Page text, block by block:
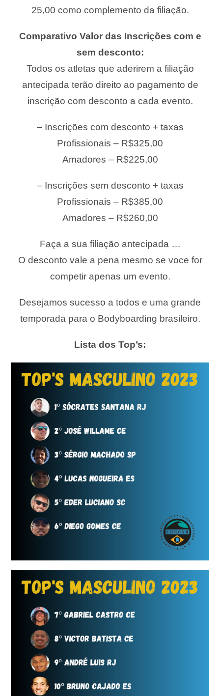
25,00 como complemento da filiação.
Comparativo Valor das Inscrições com e
sem desconto:
Todos os atletas que aderirem a filiação
antecipada terão direito ao pagamento de
inscrição com desconto a cada evento.
– Inscrições com desconto + taxas
Profissionais – R$325,00
Amadores – R$225,00
– Inscrições sem desconto + taxas
Profissionais – R$385,00
Amadores – R$260,00
Faça a sua filiação antecipada …
O desconto vale a pena mesmo se voce for
competir apenas um evento.
Desejamos sucesso a todos e uma grande
temporada para o Bodyboarding brasileiro.
Lista dos Top’s: